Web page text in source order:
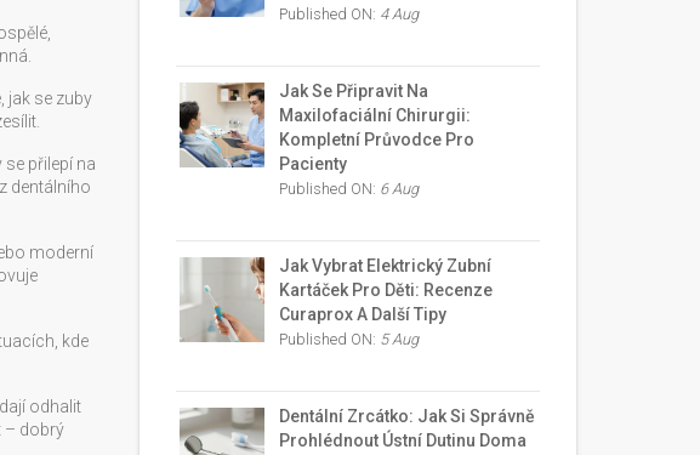
jak se zuby
přilepí na
dentálního
moderní
kde
odhalit
– dobrý
Published ON: 4 Aug
Jak Se Připravit Na
Maxilofaciální Chirurgii:
Kompletní Průvodce Pro
Pacienty
Published ON: 6 Aug
Jak Vybrat Elektrický Zubní
Kartáček Pro Děti: Recenze
Curaprox A Další Tipy
Published ON: 5 Aug
Dentální Zrcátko: Jak Si Správně
Prohlédnout Ústní Dutinu Doma